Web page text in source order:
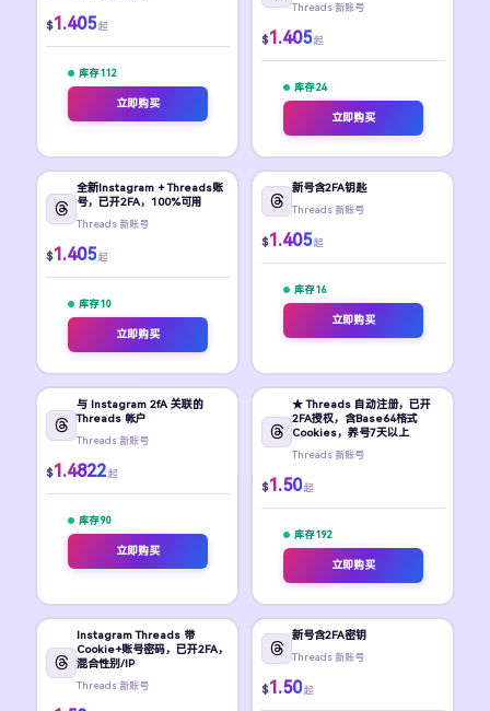
$1.405 起
库存 112
立即购买
Threads 新账号
$1.405 起
库存 24
立即购买
全新Instagram + Threads账
号，已开2FA，100%可用
Threads 新账号
$1.405 起
库存 10
立即购买
新号含2FA钥匙
Threads 新账号
$1.405 起
库存 16
立即购买
与 Instagram 2fA 关联的
Threads 帐户
Threads 新账号
$1.4822 起
库存 90
立即购买
★ Threads 自动注册，已开
2FA授权，含Base64格式
Cookies，养号7天以上
Threads 新账号
$1.50 起
库存 192
立即购买
Instagram Threads 带
Cookie+账号密码，已开2FA，
混合性别/IP
Threads 新账号
新号含2FA密钥
Threads 新账号
$1.50 起